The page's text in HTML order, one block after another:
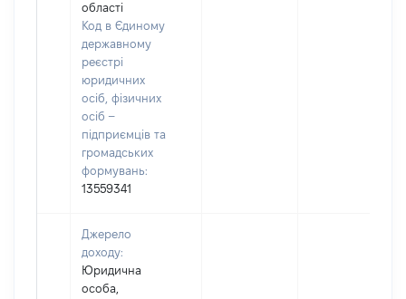
області
Код в Єдиному
державному
реєстрі
юридичних
осіб, фізичних
осіб –
підприємців та
громадських
формувань:
13559341
Джерело
доходу:
Юридична
особа,